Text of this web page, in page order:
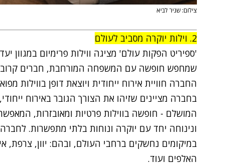
צילום: שניר לביא
2. וילות יוקרה מסביב לעולם
'ספיריט הפקות עולם' מציגה ווילות פרימיום במגוון
שמחפש חופשה עם המשפחה המורחבת, חברים
החברה חוויית אירוח ייחודית ויוצאת דופן בווילות
בחברה מציינים שזיהו את הצורך הגובר באירוח
המושלם - חופשה בווילות פרטיות ומאובזרות,
ונינוחה יחד עם יוקרה ונוחות בלתי מתפשרות. לחברה
במיקומים נחשקים ברחבי העולם, ובהם: יוון, צרפת,
האלפים ועוד.